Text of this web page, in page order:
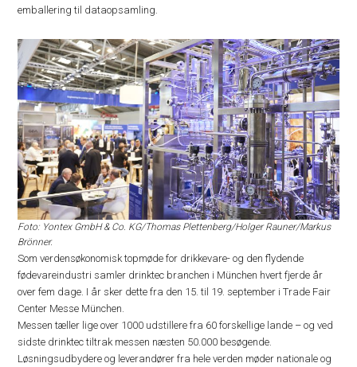
emballering til dataopsamling.
Foto: Yontex GmbH & Co. KG/Thomas Plettenberg/Holger Rauner/Markus
Brönner.
Som verdensøkonomisk topmøde for drikkevare- og den flydende
fødevareindustri samler drinktec branchen i München hvert fjerde år
over fem dage. I år sker dette fra den 15. til 19. september i Trade Fair
Center Messe München.
Messen tæller lige over 1000 udstillere fra 60 forskellige lande – og ved
sidste drinktec tiltrak messen næsten 50.000 besøgende.
Løsningsudbydere og leverandører fra hele verden møder nationale og